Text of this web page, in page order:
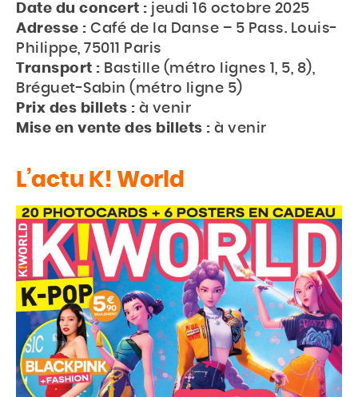
Date du concert : jeudi 16 octobre 2025
Adresse : Café de la Danse – 5 Pass. Louis-
Philippe, 75011 Paris
Transport : Bastille (métro lignes 1, 5, 8),
Bréguet-Sabin (métro ligne 5)
Prix des billets : à venir
Mise en vente des billets : à venir
L’actu K! World